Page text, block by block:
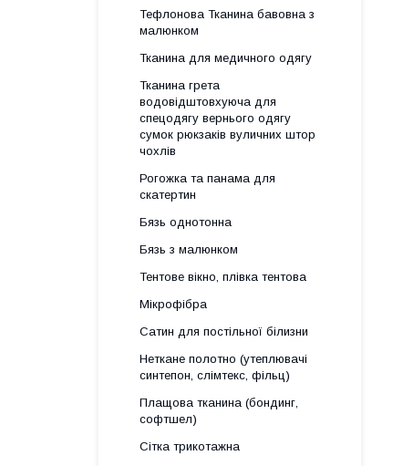
Тефлонова Тканина бавовна з
малюнком
Тканина для медичного одягу
Тканина грета
водовідштовхуюча для
спецодягу вернього одягу
сумок рюкзаків вуличних штор
чохлів
Рогожка та панама для
скатертин
Бязь однотонна
Бязь з малюнком
Тентове вікно, плівка тентова
Мікрофібра
Сатин для постільної білизни
Неткане полотно (утеплювачі
синтепон, слімтекс, фільц)
Плащова тканина (бондинг,
софтшел)
Сітка трикотажна